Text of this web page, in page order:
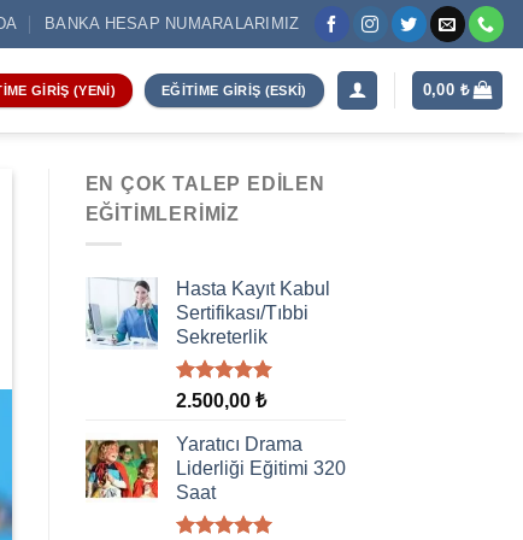
BANKA HESAP NUMARALARIMIZ
GIRIŞ (YENI) EĞITIME GIRIŞ (ESKI) 0,00 ₺
EN ÇOK TALEP EDILEN
EĞITIMLERIMIZ
Hasta Kayıt Kabul
Sertifikası/Tıbbi
Sekreterlik
5 üzerinden
oy
aldı
2.500,00 ₺
Yaratıcı Drama
Liderliği Eğitimi 320
Saat